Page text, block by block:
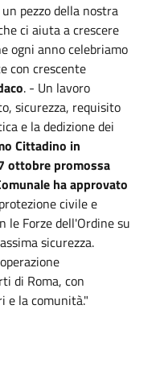
pezzo della nostra
ci aiuta a crescere
ogni anno celebriamo
con crescente
. - Un lavoro
sicurezza, requisito
e la dedizione dei
Cittadino in
ottobre promossa
ha approvato
civile e
le Forze dell'Ordine su
sicurezza.
di Roma, con
la comunità."